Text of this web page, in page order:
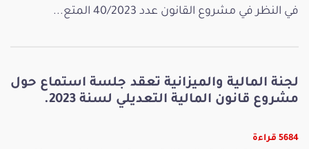
في النظر في مشروع القانون عدد 40/2023 المتع...
لجنة المالية والميزانية تعقد جلسة استماع حول
مشروع قانون المالية التعديلي لسنة 2023.
5684 قراءة